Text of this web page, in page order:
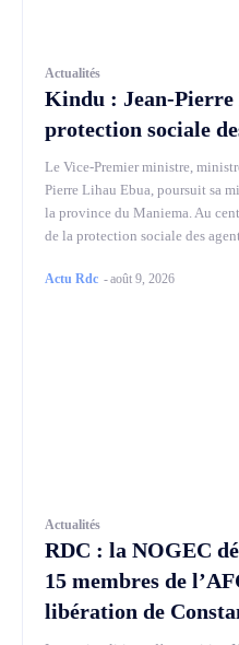
Actualités
Kindu : Jean-
protection sociale
Le Vice-Premier ministre,
Pierre Lihau Ebua, poursuit sa
la province du Maniema. Au
de la protection sociale des
Actu Rdc -août 9, 2026
Actualités
RDC : la NOGEC
15 membres de
libération de